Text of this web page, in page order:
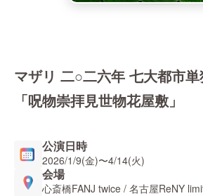
マザリ 二○二六年 七大都市
「呪物崇拝見世物花屋敷」
公演日時
2026/1/9(金)〜4/14(火)
会場
心斎橋FANJ twice / 名古屋ReNY